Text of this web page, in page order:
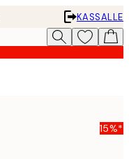
KASSALLE
15%*